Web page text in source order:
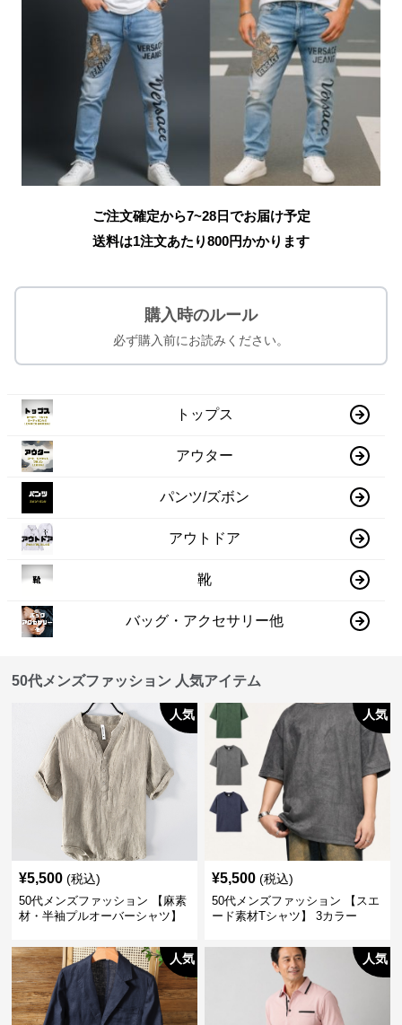
ご注文確定から7~28日でお届け予定
送料は1注文あたり800円かかります
購入時のルール
必ず購入前にお読みください。
トップス
アウター
パンツ/ズボン
アウトドア
靴
バッグ・アクセサリー他
50代メンズファッション 人気アイテム
人気
¥5,500 (税込)
50代メンズファッション 【麻素
材・半袖プルオーバーシャツ】
人気
¥5,500 (税込)
50代メンズファッション 【スエ
ード素材Tシャツ】 3カラー
人気 人気